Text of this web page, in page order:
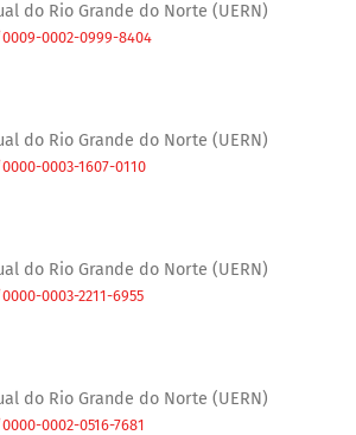
do Rio Grande do Norte (UERN)
0002-0999-8404
do Rio Grande do Norte (UERN)
0003-1607-0110
do Rio Grande do Norte (UERN)
0003-2211-6955
do Rio Grande do Norte (UERN)
0002-0516-7681